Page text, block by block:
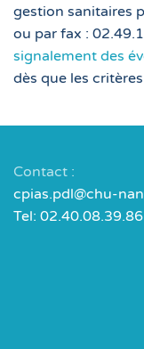
gestion sanitaires
ou par fax :
signalement des
dès que les
Contact :
cpias.pdl@chu-
Tel: 02.40.08.39.86